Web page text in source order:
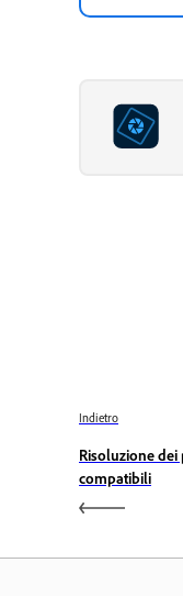
Indietro
Risoluzione
compatibili